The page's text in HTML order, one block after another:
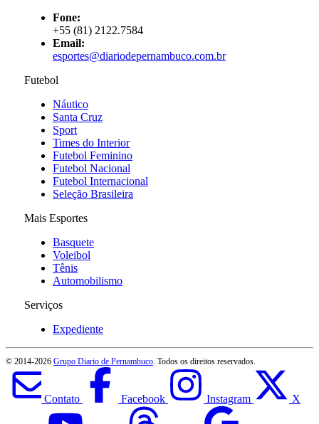
Fone:
+55 (81) 2122.7584
Email:
esportes@diariodepernambuco.com.br
Futebol
Náutico
Santa Cruz
Sport
Times do Interior
Futebol Feminino
Futebol Nacional
Futebol Internacional
Seleção Brasileira
Mais Esportes
Basquete
Voleibol
Tênis
Automobilismo
Serviços
Expediente
© 2014-2026 Grupo Diario de Pernambuco . Todos os direitos reservados.
Contato Facebook Instagram X